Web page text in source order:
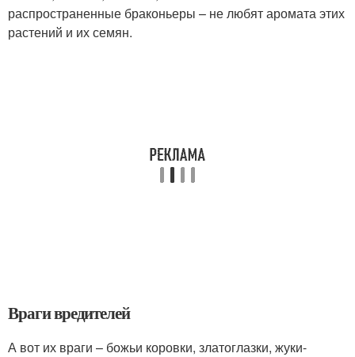
распространенные браконьеры – не любят аромата этих
растений и их семян.
Враги вредителей
А вот их враги – божьи коровки, златоглазки, жуки-